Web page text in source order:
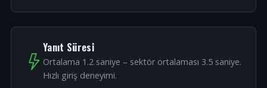
Yanıt Süresi
Ortalama 1.2 saniye – sektör ortalaması 3.5 saniye.
Hızlı giriş deneyimi.